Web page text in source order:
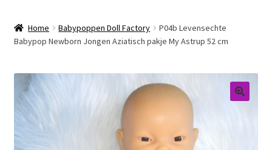
Afrekenen
Retouren
Over ons
Home Babypoppen Doll Factory
P04b Levensechte
Babypop Newborn Jongen Aziatisch pakje My Astrup 52 cm